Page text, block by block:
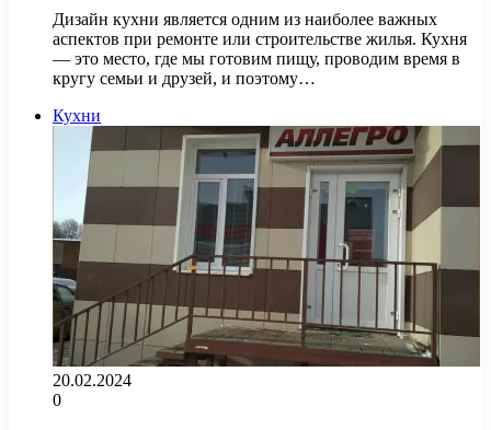
Дизайн кухни является одним из наиболее важных
аспектов при ремонте или строительстве жилья. Кухня
— это место, где мы готовим пищу, проводим время в
кругу семьи и друзей, и поэтому…
Кухни
20.02.2024
0